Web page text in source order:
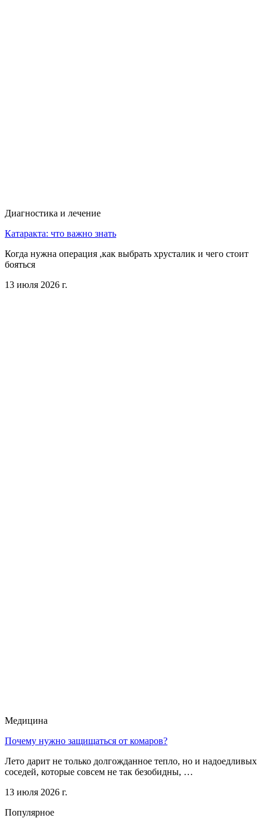
Диагностика и лечение
Катаракта: что важно знать
Когда нужна операция ,как выбрать хрусталик и чего стоит
бояться
13 июля 2026 г.
Медицина
Почему нужно защищаться от комаров?
Лето дарит не только долгожданное тепло, но и надоедливых
соседей, которые совсем не так безобидны, …
13 июля 2026 г.
Популярное